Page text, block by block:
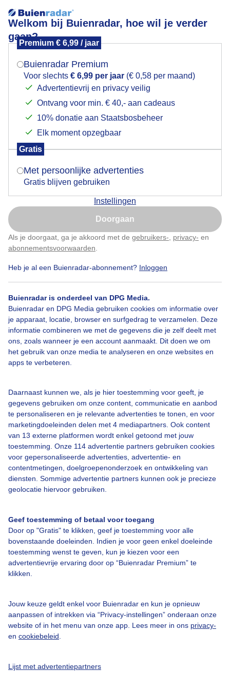
Welkom bij Buienradar, hoe wil je verder
gaan?
Premium € 6,99 / jaar
Buienradar Premium
Voor slechts € 6,99 per jaar (€ 0,58 per maand)
Advertentievrij en privacy veilig
Ontvang voor min. € 40,- aan cadeaus
10% donatie aan Staatsbosbeheer
Elk moment opzegbaar
Gratis
Met persoonlijke advertenties
Gratis blijven gebruiken
Instellingen
Doorgaan
Als je doorgaat, ga je akkoord met de gebruikers- privacy- en
abonnementsvoorwaarden
Heb je al een Buienradar-abonnement? Inloggen
Buienradar is onderdeel van DPG Media.
Buienradar en DPG Media gebruiken cookies om informatie over
je apparaat, locatie, browser en surfgedrag te verzamelen. Deze
informatie combineren we met de gegevens die je zelf deelt met
ons, zoals wanneer je een account aanmaakt. Dit doen we om
het gebruik van onze media te analyseren en onze websites en
apps te verbeteren.
Daarnaast kunnen we, als je hier toestemming voor geeft, je
gegevens gebruiken om onze content, communicatie en aanbod
te personaliseren en je relevante advertenties te tonen, en voor
marketingdoeleinden delen met 4 mediapartners. Ook content
van 13 externe platformen wordt enkel getoond met jouw
toestemming. Onze 114 advertentie partners gebruiken cookies
voor gepersonaliseerde advertenties, advertentie- en
contentmetingen, doelgroepenonderzoek en ontwikkeling van
diensten. Sommige advertentie partners kunnen ook je precieze
geolocatie hiervoor gebruiken.
Geef toestemming of betaal voor toegang
Door op "Gratis" te klikken, geef je toestemming voor alle
bovenstaande doeleinden. Indien je voor geen enkel doeleinde
toestemming wenst te geven, kun je kiezen voor een
advertentievrije ervaring door op “Buienradar Premium” te
klikken.
Jouw keuze geldt enkel voor Buienradar en kun je opnieuw
aanpassen of intrekken via “Privacy-instellingen” onderaan onze
website of in het menu van onze app. Lees meer in ons privacy-
en cookiebeleid
Lijst met advertentiepartners
Klaproos
Door: Kaya Slabbekoorn Gemaakt: 14-06-2026, 77x bekeken
Klaprozen Lente Zon
Bekijk slideshow
Over Buienradar
Bedrijfsgegevens
Contact
Toegankelijkheid
Gebruikersvoorwaarden
Adverteren
Privacy beleid
Cookie beleid
Mogen we je locatie gebruiken voor het
Indien je hier nog geen akkoord op hebt gegeven,
verschijnt er zo een pop-up uit je browser waarin
Is goed, toon de popup
Nu niet, misschien later
Klik hierom dit aan te passen